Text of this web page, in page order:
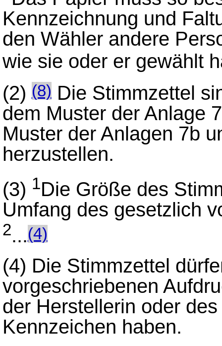
Kennzeichnung und
den Wähler andere
wie sie oder er gewählt
(2)(8) Die Stimmzettel
dem Muster der Anlage
Muster der Anlagen 7b
herzustellen.
(3) 1Die Größe des
Umfang des gesetzlich
2...(4)
(4) Die Stimmzettel
vorgeschriebenen
der Herstellerin oder
Kennzeichen haben.